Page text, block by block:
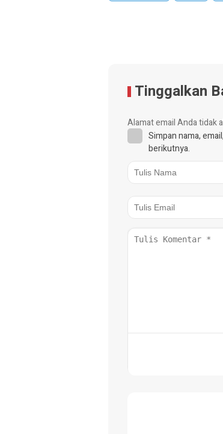
Tinggalkan
Alamat email Anda tidak
Simpan nama,
berikutnya.